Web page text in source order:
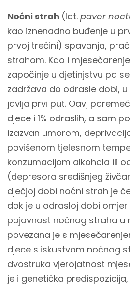
Noćni strah (lat. pavor
kao iznenadno buđenje u
prvoj trećini) spavanja,
strahom. Kao i
započinje u djetinjstvu pa
zadržava do odrasle dobi,
javlja prvi put. Oavj
djece i 1% odraslih, a sam
izazvan umorom,
povišenom tjelesnom
konzumacijom alkohola ili
(depresora središnjeg
dječjoj dobi noćni strah je
dok je u odrasloj dobi omjer
pojavnost noćnog straha u
povezana je s
djece s iskustvom noćnog
dvostruka vjerojatnost
je i genetička